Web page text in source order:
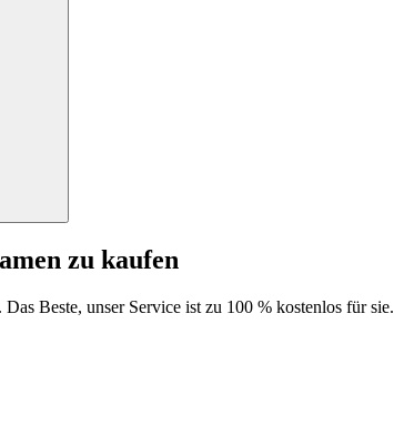
zu kaufen
Beste, unser Service ist zu 100 % kostenlos für sie.